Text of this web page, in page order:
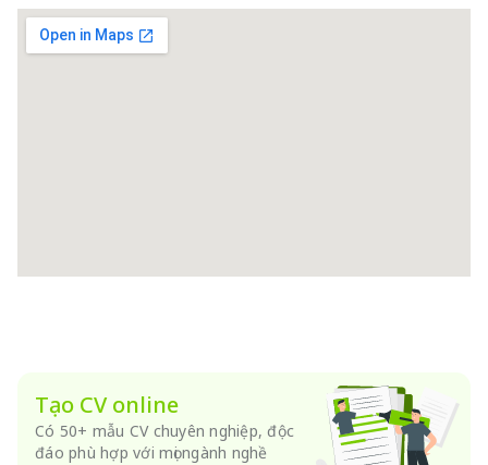
Tạo CV online
Có 50+ mẫu CV chuyên nghiệp, độc
đáo phù hợp với mọi ngành nghề